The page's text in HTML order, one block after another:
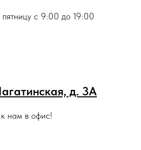
пятницу с 9:00 до 19:00
д. 3A
нам в офис!